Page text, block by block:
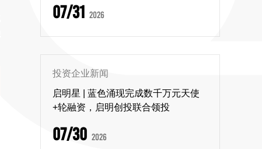
07/31 2026
投资企业新闻
启明星 | 蓝色涌现完成数千万元天使
+轮融资，启明创投联合领投
07/30 2026